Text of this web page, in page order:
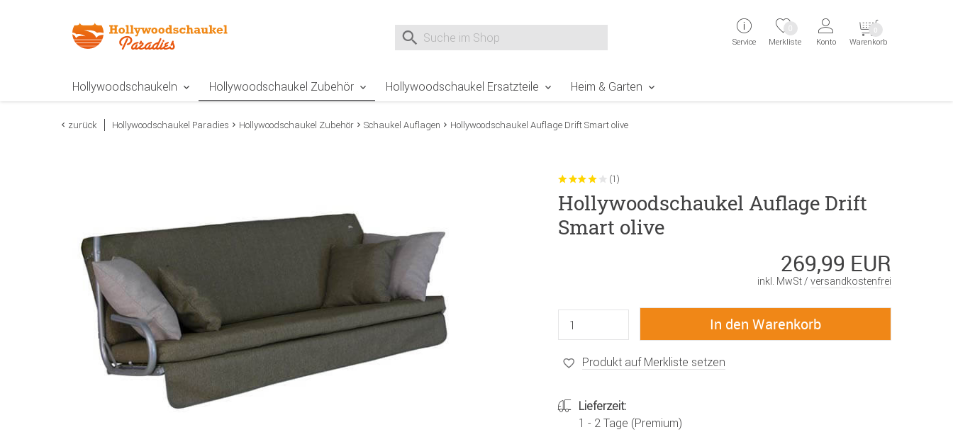
Suche nach
Service Merkliste
0
Konto Warenkorb
0
Hollywoodschaukeln Hollywoodschaukel Zubehör Hollywoodschaukel Ersatzteile Heim & Garten
zurück Hollywoodschaukel Paradies Hollywoodschaukel Zubehör Schaukel Auflagen Hollywoodschaukel Auflage Drift Smart olive
(1)
Hollywoodschaukel Auflage Drift
Smart olive
269,99 EUR
inkl. MwSt / versandkostenfrei
Produkt auf Merkliste setzen
Lieferzeit:
1 - 2 Tage (Premium)